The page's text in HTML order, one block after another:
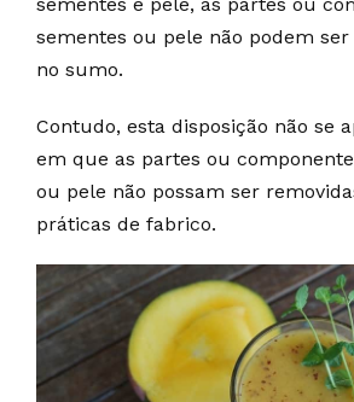
sementes e pele, as partes ou
sementes ou pele não podem
no sumo.
Contudo, esta disposição não se
em que as partes ou
ou pele não possam ser
práticas de fabrico.